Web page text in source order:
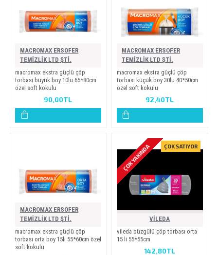
MACROMAX ERSOFER
TEMİZLİK LTD ŞTİ.
macromax ekstra güçlü çöp
torbasi büyük boy 10lu 65*80cm
özel soft kokulu
90,00TL
MACROMAX ERSOFER
TEMİZLİK LTD ŞTİ.
macromax ekstra güçlü çöp
torbasi küçük boy 30lu 40*50cm
özel soft kokulu
92,40TL
MACROMAX ERSOFER
TEMİZLİK LTD ŞTİ.
macromax ekstra güçlü çöp
torbasi orta boy 15li̇ 55*60cm özel
soft kokulu
ÇOK SATIYOR
ÇOK YAKINDA
VİLEDA
vi̇leda büzgülü çöp torbasi orta
15 li̇ 55*55cm
142,80TL